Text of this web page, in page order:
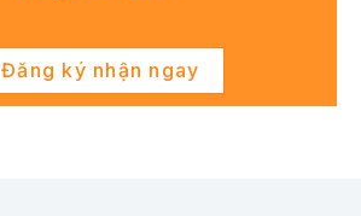
Đăng ký nhận ngay